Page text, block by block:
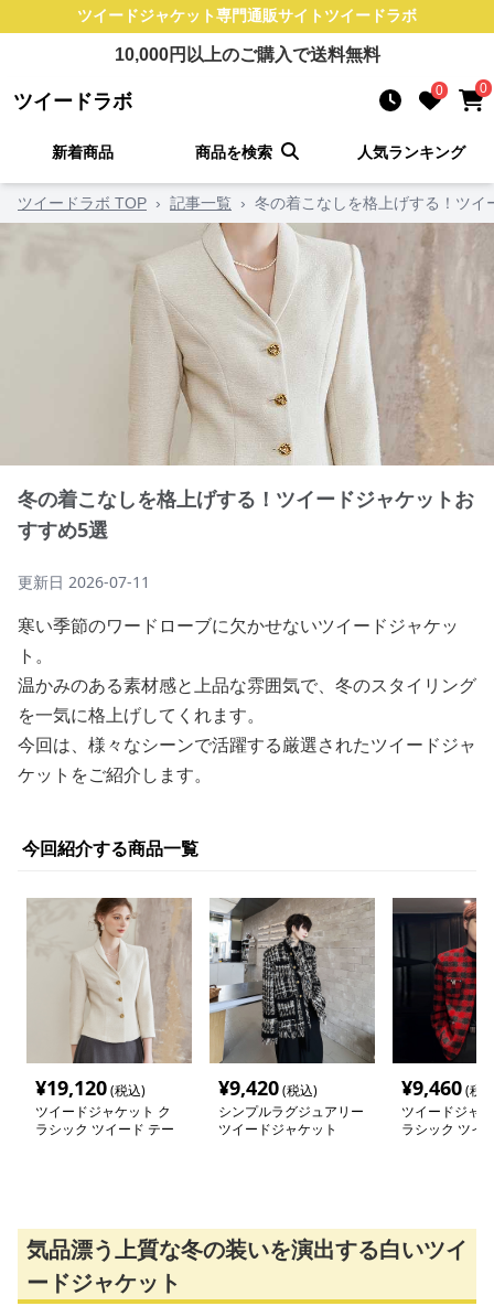
ツイードジャケット専門通販サイト ツイードラボ
10,000円以上のご購入で送料無料
ツイードラボ 0 0
新着商品 商品を検索 人気ランキング
ツイードラボ TOP › 記事一覧 › 冬の着こなしを格上げする！ツイ
冬の着こなしを格上げする！ツイードジャケットお
すすめ5選
更新日 2026-07-11
寒い季節のワードローブに欠かせないツイードジャケッ
ト。
温かみのある素材感と上品な雰囲気で、冬のスタイリング
を一気に格上げしてくれます。
今回は、様々なシーンで活躍する厳選されたツイードジャ
ケットをご紹介します。
今回紹介する商品一覧
¥19,120(税込)
ツイードジャケット ク
ラシック ツイード テー
¥9,420(税込)
シンプルラグジュアリー
ツイードジャケット
¥9,460(税
ツイードジャ
ラシック ツイ
気品漂う上質な冬の装いを演出する白いツイ
ードジャケット